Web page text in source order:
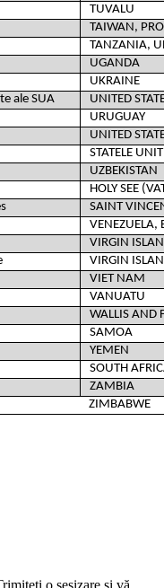
TUVALU
TAIWAN,
TANZANIA,
UGANDA
UKRAINE
ale SUA
UNITED
URUGUAY
UNITED
STATELE
UZBEKISTAN
HOLY SEE
SAINT
VENEZUELA,
VIRGIN
VIRGIN
VIET NAM
VANUATU
WALLIS AND
SAMOA
YEMEN
SOUTH
ZAMBIA
ZIMBABWE
o sesizare și vă